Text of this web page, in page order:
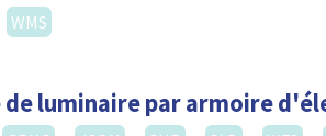
WMS
de luminaire par armoire